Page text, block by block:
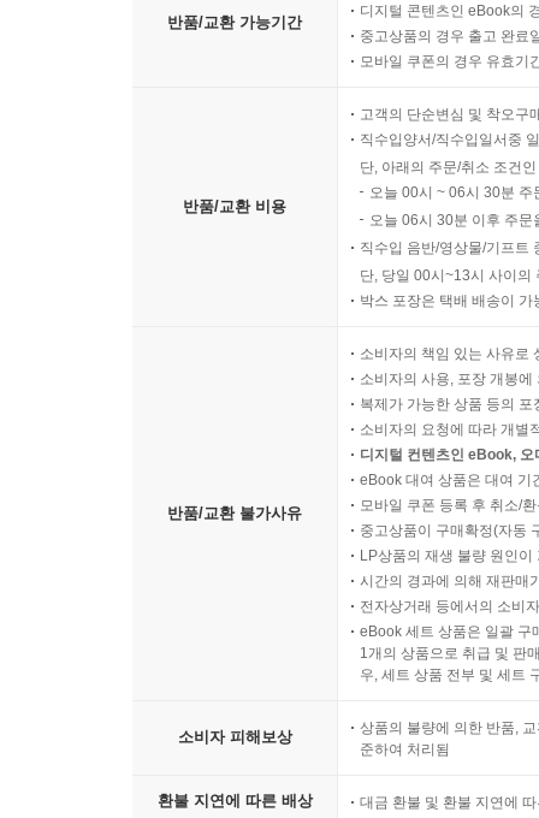
반품/교환 가능기간
디지털 콘텐츠인 eBook의
중고상품의 경우 출고 완료
모바일 쿠폰의 경우 유효기
반품/교환 비용
고객의 단순변심 및 착오구
직수입양서/직수입일서중
단, 아래의 주문/취소 조건
오늘 00시 ~ 06시 30분
오늘 06시 30분 이후 주
직수입 음반/영상물/기프트
단, 당일 00시~13시 사이의
박스 포장은 택배 배송이
반품/교환 불가사유
소비자의 책임 있는 사유로
소비자의 사용, 포장 개봉
복제가 가능한 상품 등의
소비자의 요청에 따라 개별
디지털 컨텐츠인 eBook,
eBook 대여 상품은 대여 기
모바일 쿠폰 등록 후 취소/
중고상품이 구매확정(자동
LP상품의 재생 불량 원인
시간의 경과에 의해 재판매
전자상거래 등에서의 소비
eBook 세트 상품은 일괄 구
1개의 상품으로 취급 및 판
우, 세트 상품 전부 및 세트
소비자 피해보상
상품의 불량에 의한 반품,
준하여 처리됨
환불 지연에 따른 배상 대금 환불 및 환불 지연에